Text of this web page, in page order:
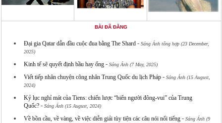
BÀI ĐÃ ĐĂNG
Đại gia Qatar dẫn đầu cuộc đua bằng The Shard- Sáng Ánh tổng hợp (23 December,
2025)
Kinh tế sẽ quyết định bầu hay ống- Sáng Ánh (7 May, 2025)
Viết tiếp nhân chuyện công nhân Trung Quốc du lịch Pháp- Sáng Ánh (15 August,
2024)
Kỷ lục nghỉ mát của Tiens: chiến lược “biển người đông-vui” của Trung
Quốc?- Sáng Ánh (15 August, 2024)
Về bồn cầu, về vàng, về việc diễn giải tùy tiện các câu nói nổi tiếng- Sáng Ánh (9